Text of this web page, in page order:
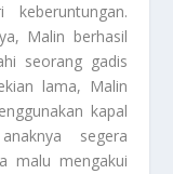
Malin berhasil
seorang gadis
lama, Malin
kapal
segera
malu mengakui